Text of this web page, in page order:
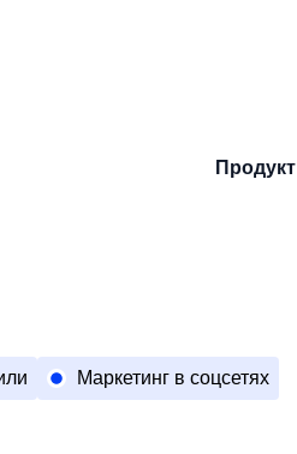
Продукт
Маркетинг в соцсетях